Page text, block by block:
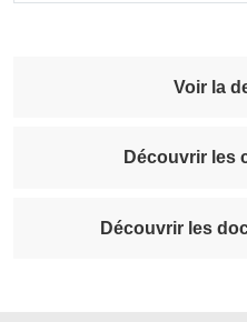
Voir la
Découvrir les
Découvrir les